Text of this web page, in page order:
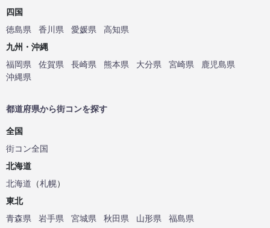
四国
徳島県
香川県 愛媛県
高知県
九州・沖縄
福岡県
佐賀県 長崎県 熊本県 大分県 宮崎県
鹿児島県
沖縄県
都道府県から街コンを探す
全国
街コン全国
北海道
北海道 （札幌）
東北
青森県
岩手県 宮城県 秋田県 山形県
福島県